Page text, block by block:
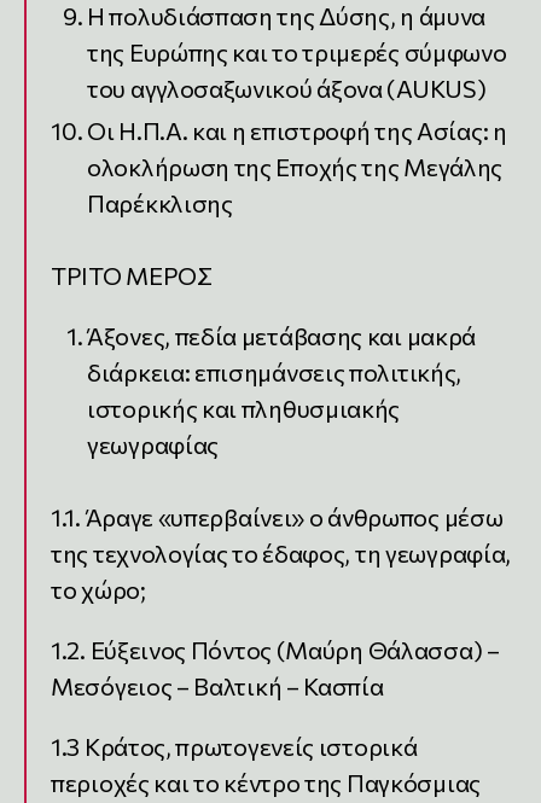
Η πολυδιάσπαση της Δύσης, η άμυνα
της Ευρώπης και το τριμερές σύμφωνο
του αγγλοσαξωνικού άξονα (AUKUS)
Οι Η.Π.Α. και η επιστροφή της Ασίας: η
ολοκλήρωση της Εποχής της Μεγάλης
Παρέκκλισης
ΤΡΙΤΟ ΜΕΡΟΣ
Άξονες, πεδία μετάβασης και μακρά
διάρκεια: επισημάνσεις πολιτικής,
ιστορικής και πληθυσμιακής
γεωγραφίας
1.1. Άραγε «υπερβαίνει» ο άνθρωπος μέσω
της τεχνολογίας το έδαφος, τη γεωγραφία,
το χώρο;
1.2. Εύξεινος Πόντος (Μαύρη Θάλασσα) –
Μεσόγειος – Βαλτική – Κασπία
1.3 Κράτος, πρωτογενείς ιστορικά
περιοχές και το κέντρο της Παγκόσμιας